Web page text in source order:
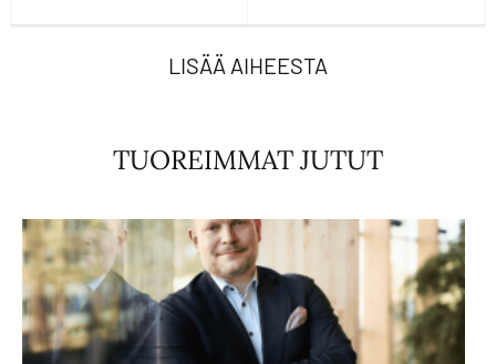
LISÄÄ AIHEESTA
TUOREIMMAT JUTUT